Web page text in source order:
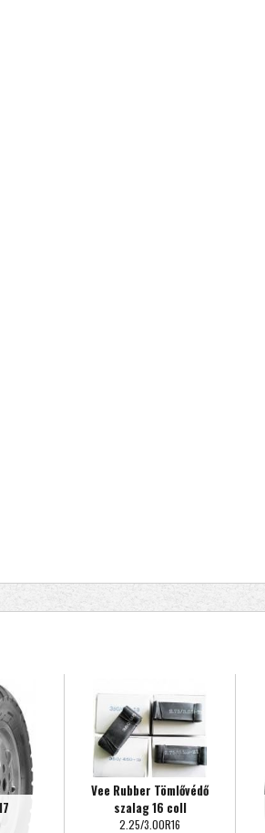
Vee Rubber Tömlővédő
szalag 16 coll
2.25/3.00R16